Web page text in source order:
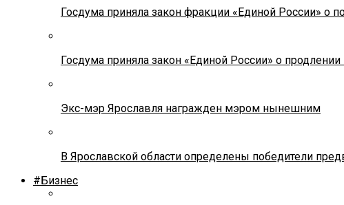
Госдума приняла закон фракции «Единой России» о
Госдума приняла закон «Единой России» о
Экс-мэр Ярославля награжден мэром нынешним
В Ярославской области определены победители
#Бизнес